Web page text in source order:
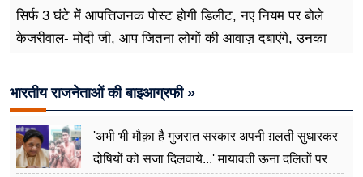
सिर्फ 3 घंटे में आपत्तिजनक पोस्ट होगी डिलीट, नए नियम पर बोले
केजरीवाल- मोदी जी, आप जितना लोगों की आवाज़ दबाएंगे, उनका
भारतीय राजनेताओं की बाइआग्रफी »
'अभी भी मौक़ा है गुजरात सरकार अपनी ग़लती सुधारकर
दोषियों को सजा दिलवाये...' मायावती ऊना दलितों पर